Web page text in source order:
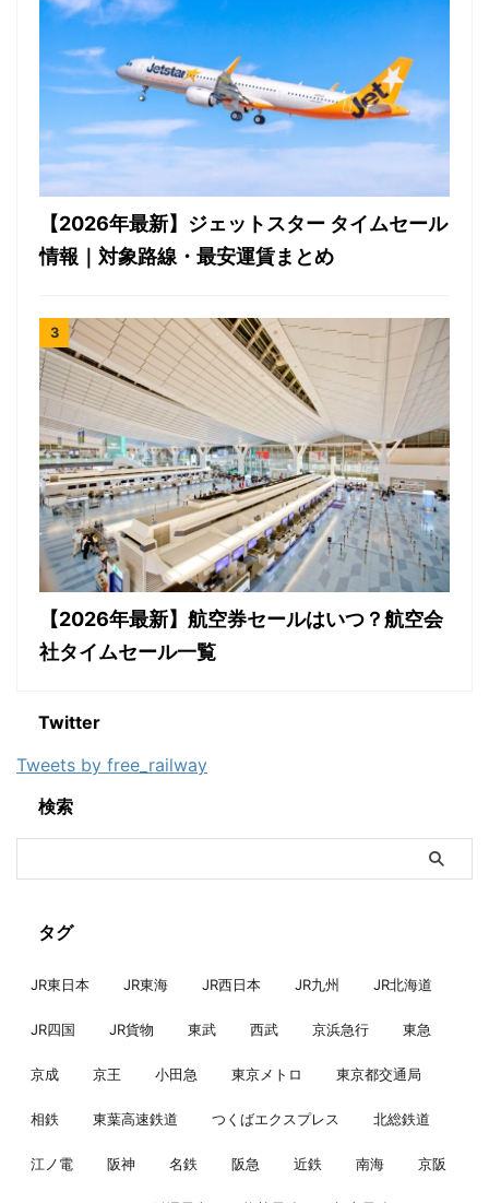
【2026年最新】ジェットスター タイムセール
情報｜対象路線・最安運賃まとめ
【2026年最新】航空券セールはいつ？航空会
社タイムセール一覧
Twitter
Tweets by free_railway
検索
タグ
JR東日本 JR東海 JR西日本 JR九州 JR北海道
JR四国 JR貨物 東武 西武 京浜急行 東急
京成 京王 小田急 東京メトロ 東京都交通局
相鉄 東葉高速鉄道 つくばエクスプレス 北総鉄道
江ノ電 阪神 名鉄 阪急 近鉄 南海 京阪